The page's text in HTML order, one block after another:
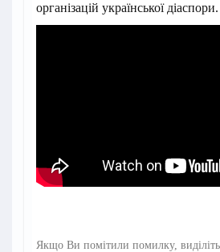
організацій української діаспори.
Якщо Ви помітили помилку, виділіть,